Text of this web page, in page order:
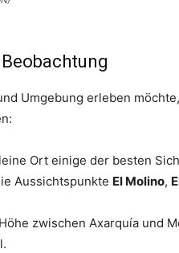
Umgebung erleben
Ort einige der besten
Aussichtspunkte El Molino,
zwischen Axarquía und